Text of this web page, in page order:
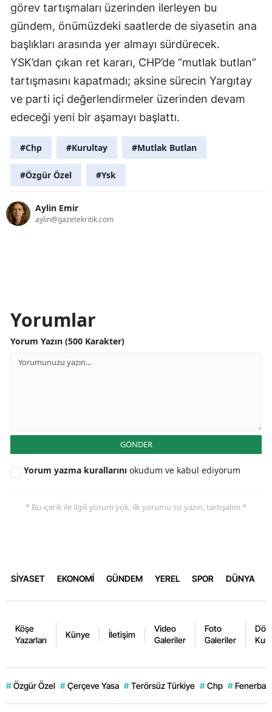
görev tartışmaları üzerinden ilerleyen bu
gündem, önümüzdeki saatlerde de siyasetin ana
başlıkları arasında yer almayı sürdürecek.
YSK’dan çıkan ret kararı, CHP’de “mutlak butlan”
tartışmasını kapatmadı; aksine sürecin Yargıtay
ve parti içi değerlendirmeler üzerinden devam
edeceği yeni bir aşamayı başlattı.
#Chp #Kurultay #Mutlak Butlan
#Özgür Özel #Ysk
Aylin Emir
aylin@gazetekritik.com
Yorumlar
Yorum Yazın (500 Karakter)
GÖNDER
Yorum yazma kurallarını okudum ve kabul ediyorum
* Bu içerik ile ilgili yorum yok, ilk yorumu siz yazın, tartışalım *
SİYASET EKONOMİ GÜNDEM YEREL SPOR DÜNYA
Köşe
Yazarları
Künye İletişim
Video
Galeriler
Foto
Galeriler
# Özgür Özel # Çerçeve Yasa # Terörsüz Türkiye # Chp #